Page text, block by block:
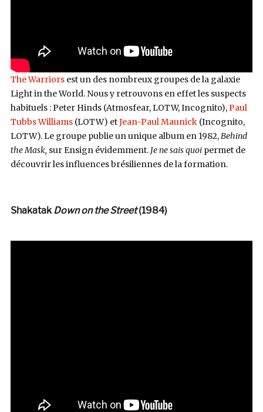
The Warriorsest un des nombreux groupes de la galaxie
Light in the World. Nous y retrouvons en effet les suspects
habituels : Peter Hinds (Atmosfear, LOTW, Incognito),Paul
Tubbs Williams(LOTW) etJean-Paul Maunick(Incognito,
LOTW). Le groupe publie un unique album en 1982,Behind
the Mask, sur Ensign évidemment. Je ne sais quoi permet de
découvrir les influences brésiliennes de la formation.
ShakatakDown on the Street(1984)